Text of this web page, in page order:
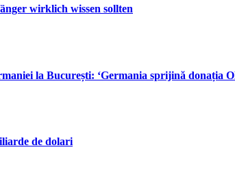
wirklich wissen sollten
la București: ‘Germania sprijină
de dolari